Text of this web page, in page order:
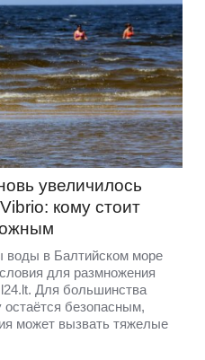
увеличилось
кому стоит
в Балтийском море
для размножения
Для большинства
безопасным,
может вызвать тяжелые